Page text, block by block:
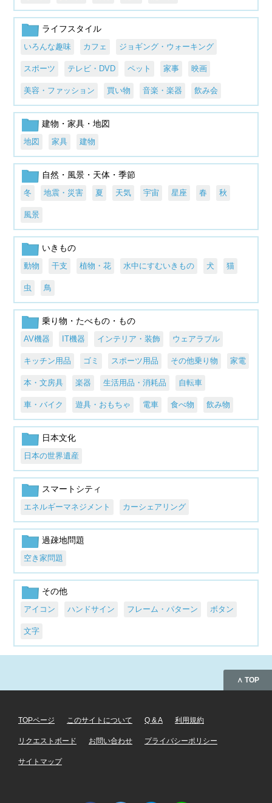
ライフスタイル
いろんな趣味 カフェ ジョギング・ウォーキング
スポーツ テレビ・DVD ペット 家事 映画
美容・ファッション 買い物 音楽・楽器 飲み会
建物・家具・地図
地図 家具 建物
自然・風景・天体・季節
冬 地震・災害 夏 天気 宇宙 星座 春 秋
風景
いきもの
動物 干支 植物・花 水中にすむいきもの 犬 猫
虫 鳥
乗り物・たべもの・もの
AV機器 IT機器 インテリア・装飾 ウェアラブル
キッチン用品 ゴミ スポーツ用品 その他乗り物 家電
本・文房具 楽器 生活用品・消耗品 自転車
車・バイク 遊具・おもちゃ 電車 食べ物 飲み物
日本文化
日本の世界遺産
スマートシティ
エネルギーマネジメント カーシェアリング
過疎地問題
空き家問題
その他
アイコン ハンドサイン フレーム・パターン ボタン
文字
∧ TOP
TOPページ このサイトについて Q & A 利用規約
リクエストボード お問い合わせ プライバシーポリシー
サイトマップ